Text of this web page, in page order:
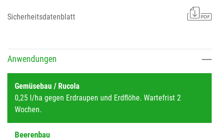
Sicherheitsdatenblatt
Anwendungen
Gemüsebau / Rucola
0,25 l/ha gegen Erdraupen und Erdflöhe. Wartefrist 2
Wochen.
Beerenbau